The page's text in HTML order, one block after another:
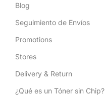
Blog
Seguimiento de Envíos
Promotions
Stores
Delivery & Return
¿Qué es un Tóner sin Chip?